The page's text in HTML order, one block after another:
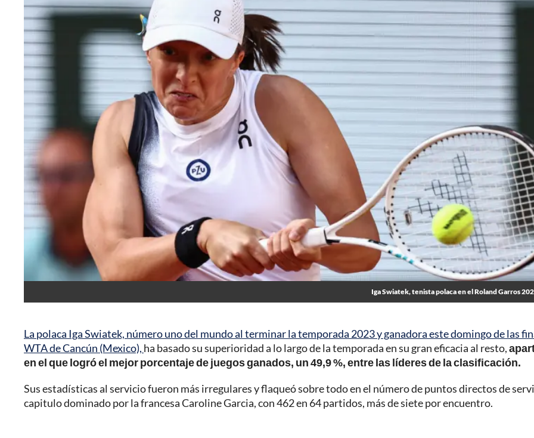
Iga Swiatek, tenista polaca en el Roland Garros
La polaca Iga Swiatek, número uno del mundo al terminar la temporada 2023 y ganadora este domingo de las
WTA de Cancún (Mexico), ha basado su superioridad a lo largo de la temporada en su gran eficacia al resto,
en el que logró el mejor porcentaje de juegos ganados, un 49,9 %, entre las líderes de la clasificación.
Sus estadísticas al servicio fueron más irregulares y flaqueó sobre todo en el número de puntos directos de
capitulo dominado por la francesa Caroline Garcia, con 462 en 64 partidos, más de siete por encuentro.